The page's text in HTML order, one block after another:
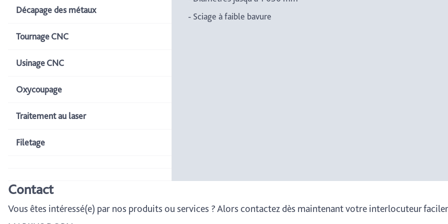
Décapage des métaux
Tournage CNC
Usinage CNC
Oxycoupage
Traitement au laser
Filetage
- Sciage à faible bavure
Contact
Vous êtes intéressé(e) par nos produits ou services ? Alors contactez dès maintenant votre interlocuteur